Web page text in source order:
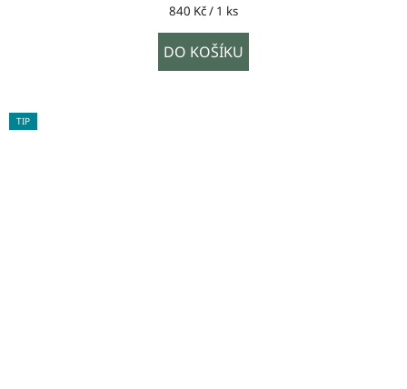
Měrná
840 Kč / 1 ks
DO KOŠÍKU
TIP